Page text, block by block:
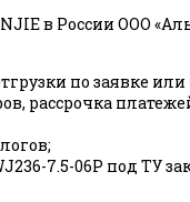
в России ООО
по заявке или
рассрочка
7.5-06P под ТУ